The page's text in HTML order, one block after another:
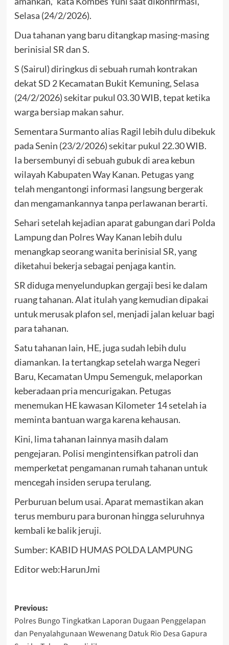
Selasa (24/2/2026).
Dua tahanan yang baru ditangkap masing-masing
berinisial SR dan S.
S (Sairul) diringkus di sebuah rumah kontrakan
dekat SD 2 Kecamatan Bukit Kemuning, Selasa
(24/2/2026) sekitar pukul 03.30 WIB, tepat ketika
warga bersiap makan sahur.
Sementara Surmanto alias Ragil lebih dulu dibekuk
pada Senin (23/2/2026) sekitar pukul 22.30 WIB.
Ia bersembunyi di sebuah gubuk di area kebun
wilayah Kabupaten Way Kanan. Petugas yang
telah mengantongi informasi langsung bergerak
dan mengamankannya tanpa perlawanan berarti.
Sehari setelah kejadian aparat gabungan dari Polda
Lampung dan Polres Way Kanan lebih dulu
menangkap seorang wanita berinisial SR, yang
diketahui bekerja sebagai penjaga kantin.
SR diduga menyelundupkan gergaji besi ke dalam
ruang tahanan. Alat itulah yang kemudian dipakai
untuk merusak plafon sel, menjadi jalan keluar bagi
para tahanan.
Satu tahanan lain, HE, juga sudah lebih dulu
diamankan. Ia tertangkap setelah warga Negeri
Baru, Kecamatan Umpu Semenguk, melaporkan
keberadaan pria mencurigakan. Petugas
menemukan HE kawasan Kilometer 14 setelah ia
meminta bantuan warga karena kehausan.
Kini, lima tahanan lainnya masih dalam
pengejaran. Polisi mengintensifkan patroli dan
memperketat pengamanan rumah tahanan untuk
mencegah insiden serupa terulang.
Perburuan belum usai. Aparat memastikan akan
terus memburu para buronan hingga seluruhnya
kembali ke balik jeruji.
Sumber: KABID HUMAS POLDA LAMPUNG
Editor web:HarunJmi
Post
navigation
Previous:
Polres Bungo Tingkatkan Laporan Dugaan Penggelapan
dan Penyalahgunaan Wewenang Datuk Rio Desa Gapura